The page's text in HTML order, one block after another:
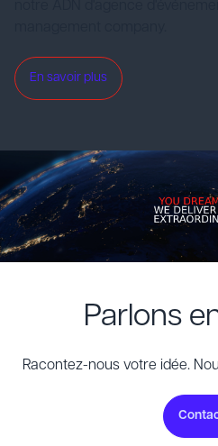
En savoir plus
Parlons
Racontez-nous votre idée.